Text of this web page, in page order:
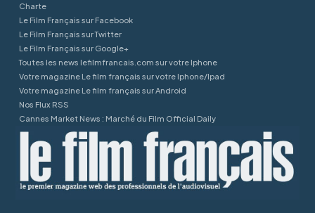
Charte
Le Film Français sur Facebook
Le Film Français sur Twitter
Le Film Français sur Google+
Toutes les news lefilmfrancais.com sur votre Iphone
Votre magazine Le film français sur votre Iphone/Ipad
Votre magazine Le film français sur Android
Nos Flux RSS
Cannes Market News : Marché du Film Official Daily